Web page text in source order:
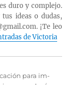
duro y complejo.
ideas o dudas,
¡Te leo
de Victoria
para im-